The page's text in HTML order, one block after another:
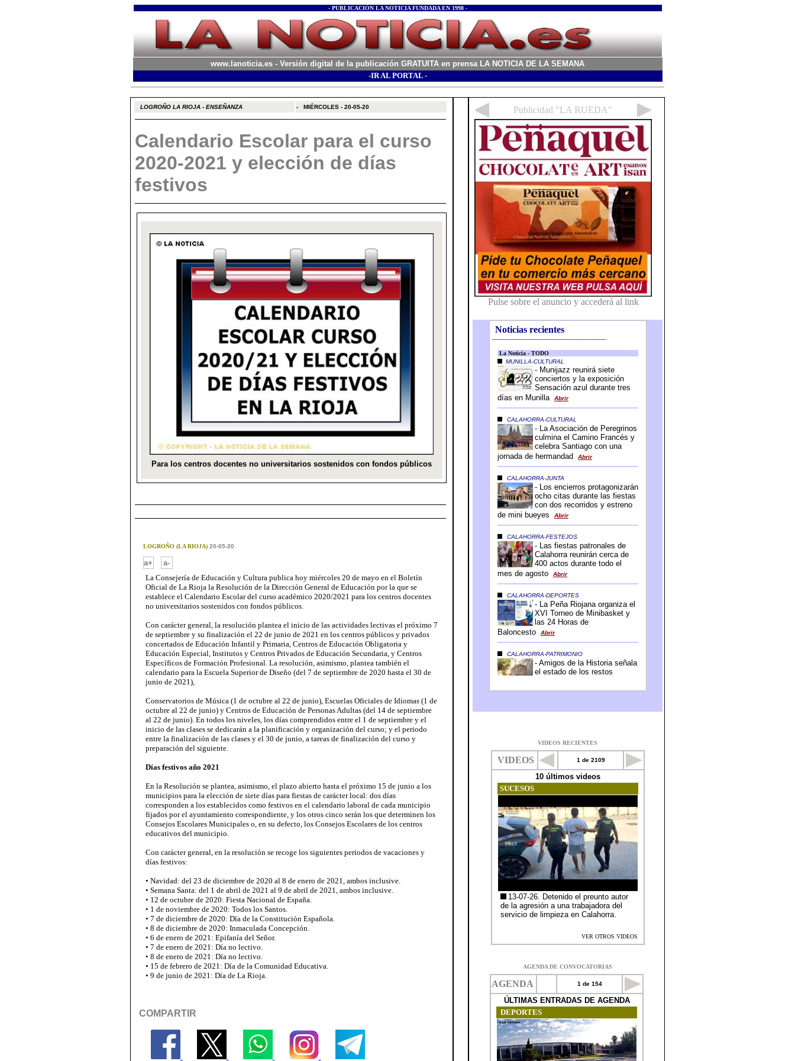
- PUBLICACIÓN LA NOTICIA FUNDADA EN 1998 -
www.lanoticia.es - Versión digital de la publicación GRATUITA en prensa LA NOTICIA DE LA SEMANA
-IR AL PORTAL -
LOGROÑO LA RIOJA - ENSEÑANZA - MIÉRCOLES - 20-05-20
Calendario Escolar para el curso
2020-2021 y elección de días
festivos
LOGROÑO (LA RIOJA)20-05-20
a+
a-
La Consejería de Educación y Cultura publica hoy miércoles 20 de mayo en el Boletín
Oficial de La Rioja la Resolución de la Dirección General de Educación por la que se
establece el Calendario Escolar del curso académico 2020/2021 para los centros docentes
no universitarios sostenidos con fondos públicos.
Con carácter general, la resolución plantea el inicio de las actividades lectivas el próximo 7
de septiembre y su finalización el 22 de junio de 2021 en los centros públicos y privados
concertados de Educación Infantil y Primaria, Centros de Educación Obligatoria y
Educación Especial, Institutos y Centros Privados de Educación Secundaria, y Centros
Específicos de Formación Profesional. La resolución, asimismo, plantea también el
calendario para la Escuela Superior de Diseño (del 7 de septiembre de 2020 hasta el 30 de
junio de 2021),
Conservatorios de Música (1 de octubre al 22 de junio), Escuelas Oficiales de Idiomas (1 de
octubre al 22 de junio) y Centros de Educación de Personas Adultas (del 14 de septiembre
al 22 de junio). En todos los niveles, los días comprendidos entre el 1 de septiembre y el
inicio de las clases se dedicarán a la planificación y organización del curso; y el periodo
entre la finalización de las clases y el 30 de junio, a tareas de finalización del curso y
preparación del siguiente.
Días festivos año 2021
En la Resolución se plantea, asimismo, el plazo abierto hasta el próximo 15 de junio a los
municipios para la elección de siete días para fiestas de carácter local: dos días
corresponden a los establecidos como festivos en el calendario laboral de cada municipio
fijados por el ayuntamiento correspondiente, y los otros cinco serán los que determinen los
Consejos Escolares Municipales o, en su defecto, los Consejos Escolares de los centros
educativos del municipio.
Con carácter general, en la resolución se recoge los siguientes periodos de vacaciones y
días festivos:
• Navidad: del 23 de diciembre de 2020 al 8 de enero de 2021, ambos inclusive.
• Semana Santa: del 1 de abril de 2021 al 9 de abril de 2021, ambos inclusive.
• 12 de octubre de 2020: Fiesta Nacional de España.
• 1 de noviembre de 2020: Todos los Santos.
• 7 de diciembre de 2020: Día de la Constitución Española.
• 8 de diciembre de 2020: Inmaculada Concepción.
• 6 de enero de 2021: Epifanía del Señor.
• 7 de enero de 2021: Día no lectivo.
• 8 de enero de 2021: Día no lectivo.
• 15 de febrero de 2021: Día de la Comunidad Educativa.
• 9 de junio de 2021: Día de La Rioja.
COMPARTIR
Noticias recientes
-----------------------------------------------------------------
VIDEOS RECIENTES
AGENDA DE CONVOCATORIAS